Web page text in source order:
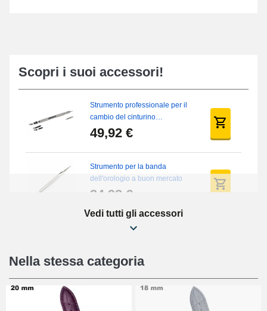
Scopri i suoi accessori!
Strumento professionale per il
cambio del cinturino
dell'orologio
49,92 €
Strumento per la banda
dell'orologio a buon mercato
34,92 €
Kit di riparazione per orologi per
16,90 €
Piedini scorrevoli digitali
Vedi tutti gli accessori
Nella stessa categoria